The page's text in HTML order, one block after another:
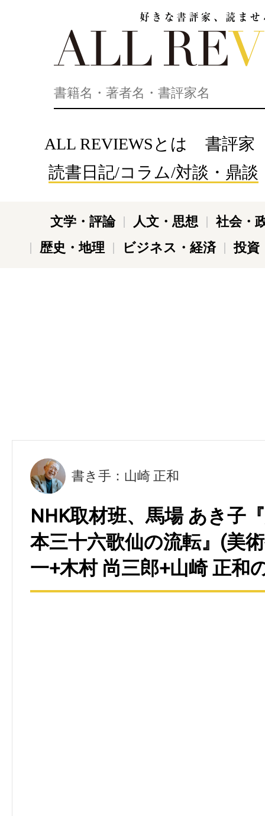
ALL REVIEWSとは
書評家
読書日記/コラム/対談・鼎談
文学・評論 人文・思想
社会・
歴史・地理
ビジネス・経済 投資
書き手：山崎 正和
NHK取材班、馬場 あき子
本三十六歌仙の流転』(美
一+木村 尚三郎+山崎 正和